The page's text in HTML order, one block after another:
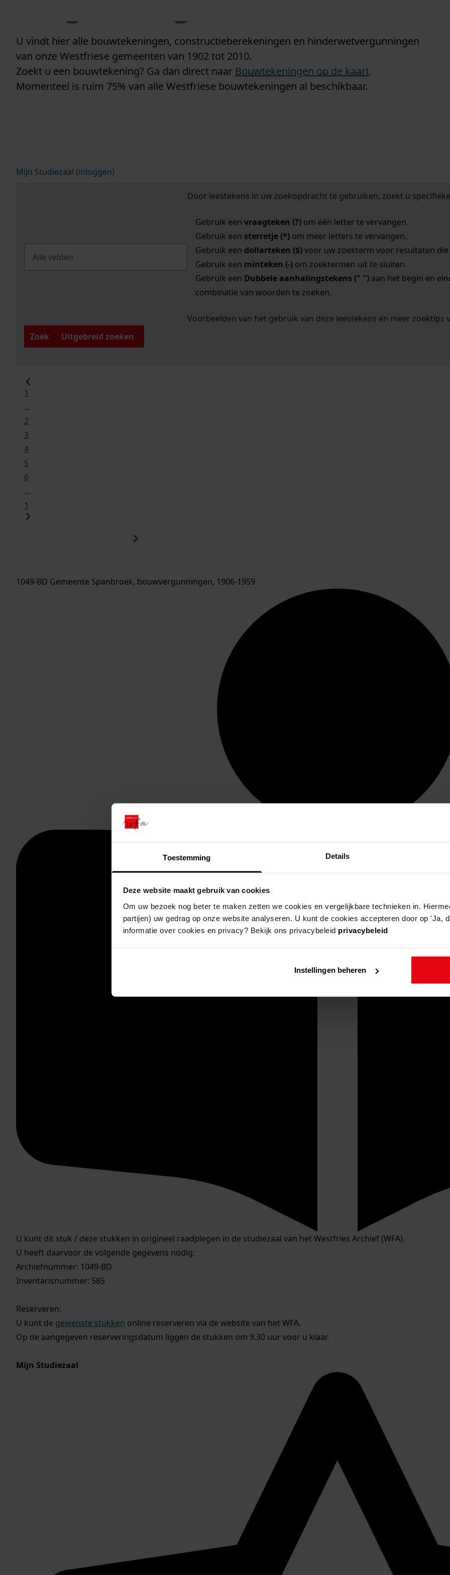
Toestemming Details
Deze website maakt gebruik van cookies
Om uw bezoek nog beter te maken zetten we cookies en vergelijkbare technieken in.
partijen) uw gedrag op onze website analyseren. U kunt de cookies accepteren door op 'Ja,
informatie over cookies en privacy? Bekijk ons privacybeleid privacybeleid
Instellingen beheren
U vindt hier alle bouwtekeningen, constructieberekeningen en hinderwetvergunningen
van onze Westfriese gemeenten van 1902 tot 2010.
Zoekt u een bouwtekening? Ga dan direct naar Bouwtekeningen op de kaart.
Momenteel is ruim 75% van alle Westfriese bouwtekeningen al beschikbaar.
Mijn Studiezaal (inloggen)
Door leestekens in uw zoekopdracht te gebruiken, zoekt u
Gebruik een vraagteken (?)om één letter te vervangen.
Gebruik een sterretje (*)om meer letters te vervangen.
Gebruik een dollarteken ($)voor uw zoekterm voor resultaten die
Gebruik een minteken (-)om zoektermen uit te sluiten.
Gebruik een Dubbele aanhalingstekens (" ")aan het begin en
combinatie van woorden te zoeken.
Voorbeelden van het gebruik van deze leestekens en meer zoektips
Zoek
Uitgebreid zoeken
1
...
2
3
4
5
6
...
1
1049-BD Gemeente Spanbroek, bouwvergunningen, 1906-1959
U kunt dit stuk / deze stukken in origineel raadplegen in de studiezaal van het Westfries Archief (WFA).
U heeft daarvoor de volgende gegevens nodig:
Archiefnummer: 1049-BD
Inventarisnummer: 585
Reserveren:
U kunt de gewenste stukken online reserveren via de website van het WFA.
Op de aangegeven reserveringsdatum liggen de stukken om 9.30 uur voor u klaar.
Mijn Studiezaal